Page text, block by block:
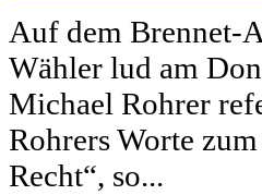
Auf dem Brennet-
Wähler lud am
Michael Rohrer
Rohrers Worte
Recht“, so...